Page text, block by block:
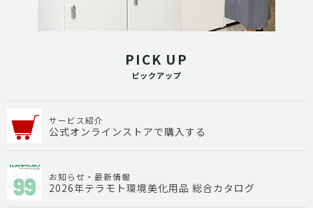
PICK UP
ピックアップ
サービス紹介
公式オンラインストアで購入する
お知らせ・最新情報
2026年テラモト環境美化用品 総合カタログ